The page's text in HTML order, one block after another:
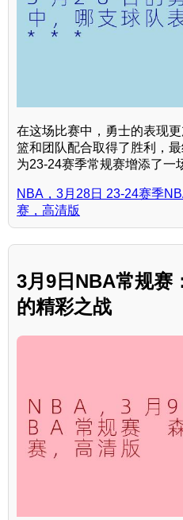
在这场比赛中，勇士的表现
篮和团队配合取得了胜利，
为23-24赛季常规赛增添了一
NBA，3月28日 23-24赛季
赛，高清版
3月9日NBA常规赛
的精彩之战